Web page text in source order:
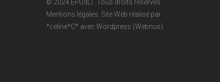
© 2024 EPUdLT. Tous droits réservés.
Mentions légales. Site Web réalisé par
*celine*C* avec Wordpress (Webnus).